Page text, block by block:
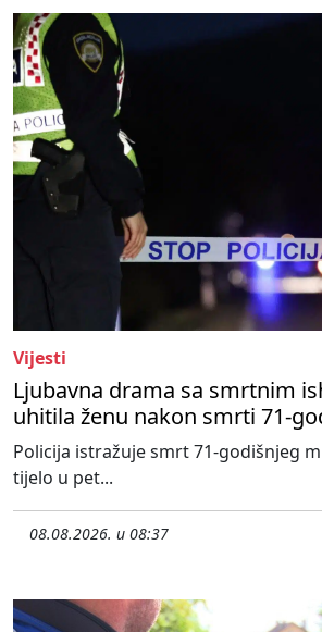
Vijesti
Ljubavna drama sa smrtnim
uhitila ženu nakon smrti 71-
Policija istražuje smrt 71-godišnjeg
tijelo u pet...
08.08.2026. u 08:37